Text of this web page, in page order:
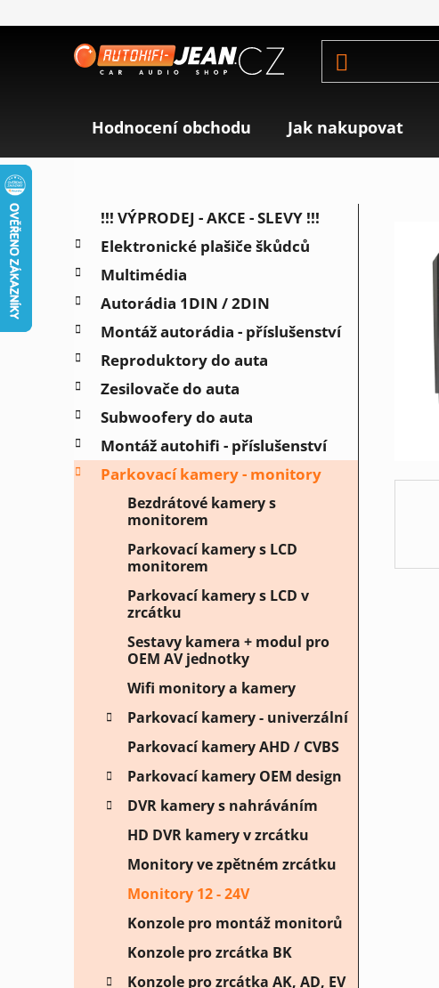
na
Hodnocení obchodu Jak nakupovat
o
t
r
a
n
n
í
p
a
n
Přeskočit
t
e
g
o
r
i
e
!!! VÝPRODEJ - AKCE - SLEVY !!!
Elektronické plašiče škůdců
Multimédia
Autorádia 1DIN / 2DIN
Montáž autorádia - příslušenství
Reproduktory do auta
Zesilovače do auta
Subwoofery do auta
Montáž autohifi - příslušenství
Parkovací kamery - monitory
Bezdrátové kamery s
monitorem
Parkovací kamery s LCD
monitorem
Parkovací kamery s LCD v
zrcátku
Sestavy kamera + modul pro
OEM AV jednotky
Wifi monitory a kamery
Parkovací kamery - univerzální
Parkovací kamery AHD / CVBS
Parkovací kamery OEM design
DVR kamery s nahráváním
HD DVR kamery v zrcátku
Monitory ve zpětném zrcátku
Monitory 12 - 24V
Konzole pro montáž monitorů
Konzole pro zrcátka BK
Konzole pro zrcátka AK, AD, EV